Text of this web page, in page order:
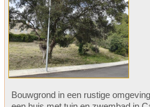
Bouwgrond in een rustige